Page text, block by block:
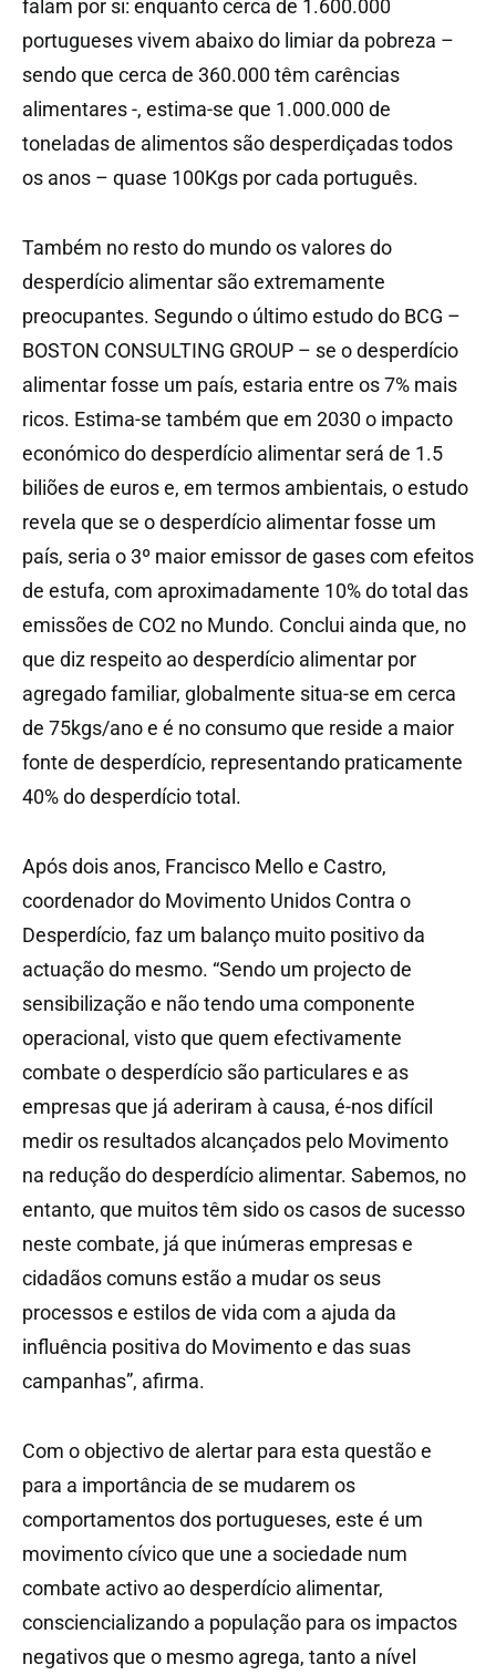
falam por si: enquanto cerca de 1.600.000
portugueses vivem abaixo do limiar da pobreza –
sendo que cerca de 360.000 têm carências
alimentares -, estima-se que 1.000.000 de
toneladas de alimentos são desperdiçadas todos
os anos – quase 100Kgs por cada português.
Também no resto do mundo os valores do
desperdício alimentar são extremamente
preocupantes. Segundo o último estudo do BCG –
BOSTON CONSULTING GROUP – se o desperdício
alimentar fosse um país, estaria entre os 7% mais
ricos. Estima-se também que em 2030 o impacto
económico do desperdício alimentar será de 1.5
biliões de euros e, em termos ambientais, o estudo
revela que se o desperdício alimentar fosse um
país, seria o 3º maior emissor de gases com efeitos
de estufa, com aproximadamente 10% do total das
emissões de CO2 no Mundo. Conclui ainda que, no
que diz respeito ao desperdício alimentar por
agregado familiar, globalmente situa-se em cerca
de 75kgs/ano e é no consumo que reside a maior
fonte de desperdício, representando praticamente
40% do desperdício total.
Após dois anos, Francisco Mello e Castro,
coordenador do Movimento Unidos Contra o
Desperdício, faz um balanço muito positivo da
actuação do mesmo. “Sendo um projecto de
sensibilização e não tendo uma componente
operacional, visto que quem efectivamente
combate o desperdício são particulares e as
empresas que já aderiram à causa, é-nos difícil
medir os resultados alcançados pelo Movimento
na redução do desperdício alimentar. Sabemos, no
entanto, que muitos têm sido os casos de sucesso
neste combate, já que inúmeras empresas e
cidadãos comuns estão a mudar os seus
processos e estilos de vida com a ajuda da
influência positiva do Movimento e das suas
campanhas”, afirma.
Com o objectivo de alertar para esta questão e
para a importância de se mudarem os
comportamentos dos portugueses, este é um
movimento cívico que une a sociedade num
combate activo ao desperdício alimentar,
consciencializando a população para os impactos
negativos que o mesmo agrega, tanto a nível